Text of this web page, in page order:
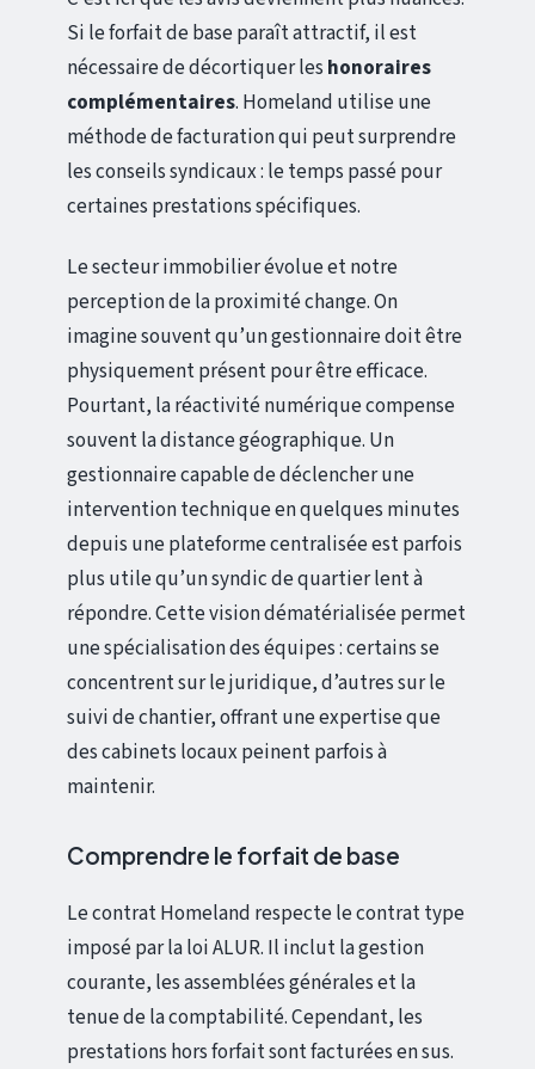
Si le forfait de base paraît attractif, il est
nécessaire de décortiquer les honoraires
complémentaires. Homeland utilise une
méthode de facturation qui peut surprendre
les conseils syndicaux : le temps passé pour
certaines prestations spécifiques.
Le secteur immobilier évolue et notre
perception de la proximité change. On
imagine souvent qu’un gestionnaire doit être
physiquement présent pour être efficace.
Pourtant, la réactivité numérique compense
souvent la distance géographique. Un
gestionnaire capable de déclencher une
intervention technique en quelques minutes
depuis une plateforme centralisée est parfois
plus utile qu’un syndic de quartier lent à
répondre. Cette vision dématérialisée permet
une spécialisation des équipes : certains se
concentrent sur le juridique, d’autres sur le
suivi de chantier, offrant une expertise que
des cabinets locaux peinent parfois à
maintenir.
Comprendre le forfait de base
Le contrat Homeland respecte le contrat type
imposé par la loi ALUR. Il inclut la gestion
courante, les assemblées générales et la
tenue de la comptabilité. Cependant, les
prestations hors forfait sont facturées en sus.